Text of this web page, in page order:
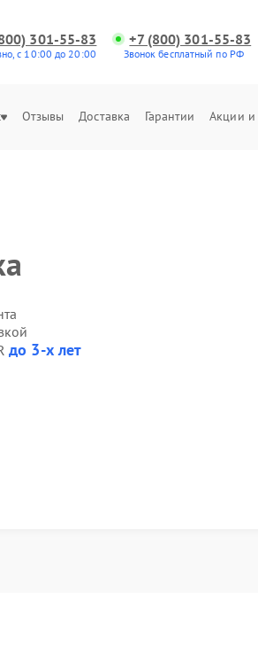
301-55-83
с 10:00 до 20:00
+7 (800) 301-55-83
Звонок бесплатный по РФ
Отзывы Доставка Гарантии Акции и
до 3-х лет